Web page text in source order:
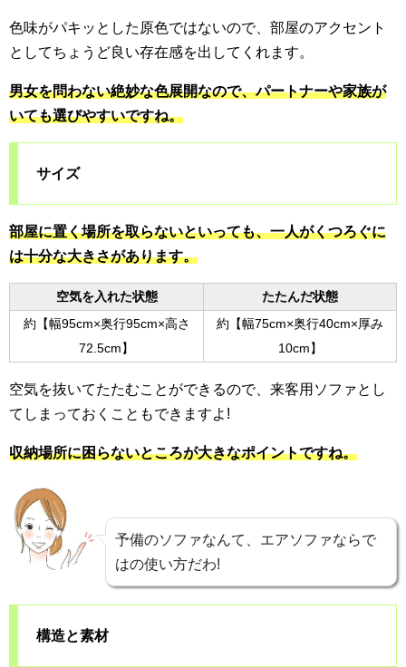
色味がパキッとした原色ではないので、部屋のアクセント
としてちょうど良い存在感を出してくれます。
男女を問わない絶妙な色展開なので、パートナーや家族が
いても選びやすいですね。
サイズ
部屋に置く場所を取らないといっても、一人がくつろぐに
は十分な大きさがあります。
空気を入れた状態
たたんだ状態
約【幅95cm×奥行95cm×高さ
72.5cm】
約【幅75cm×奥行40cm×厚み
10cm】
空気を抜いてたたむことができるので、来客用ソファとし
てしまっておくこともできますよ!
収納場所に困らないところが大きなポイントですね。
予備のソファなんて、エアソファならで
はの使い方だわ!
構造と素材